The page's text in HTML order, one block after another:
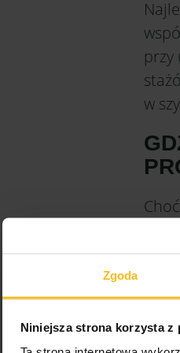
Zgoda
Niniejsza strona korzysta z
przy
w